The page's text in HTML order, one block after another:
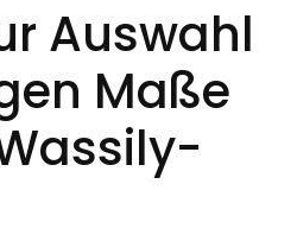
Auswahl
Maße